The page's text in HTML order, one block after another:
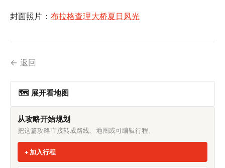
封面照片： 布拉格查理大桥夏日风光
← 返回
🗺 展开看地图
从攻略开始规划
把这篇攻略直接转成路线、地图或可编辑行程。
加入行程